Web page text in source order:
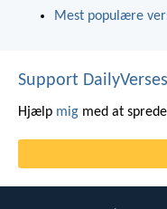
Mest populære
Support
Hjælp mig med at